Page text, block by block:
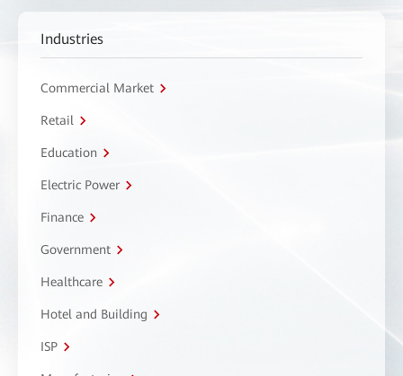
Industries
Commercial Market
Retail
Education
Electric Power
Finance
Government
Healthcare
Hotel and Building
ISP